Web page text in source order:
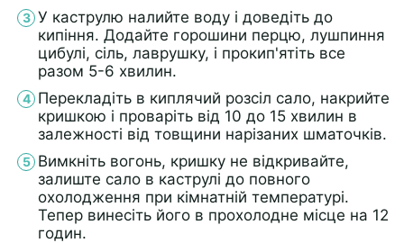
У каструлю налийте воду і доведіть до
кипіння. Додайте горошини перцю, лушпиння
цибулі, сіль, лаврушку, і прокип'ятіть все
разом 5-6 хвилин.
Перекладіть в киплячий розсіл сало, накрийте
кришкою і проваріть від 10 до 15 хвилин в
залежності від товщини нарізаних шматочків.
Вимкніть вогонь, кришку не відкривайте,
залиште сало в каструлі до повного
охолодження при кімнатній температурі.
Тепер винесіть його в прохолодне місце на 12
годин.